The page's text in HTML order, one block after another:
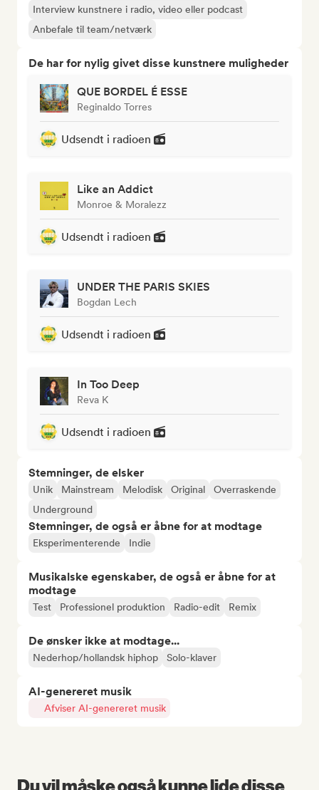
Interview kunstnere i radio, video eller podcast
Anbefale til team/netværk
De har for nylig givet disse kunstnere muligheder
QUE BORDEL É ESSE
Reginaldo Torres
Udsendt i radioen
Like an Addict
Monroe & Moralezz
Udsendt i radioen
UNDER THE PARIS SKIES
Bogdan Lech
Udsendt i radioen
In Too Deep
Reva K
Udsendt i radioen
Stemninger, de elsker
Unik Mainstream Melodisk Original
Overraskende
Underground
Stemninger, de også er åbne for at modtage
Eksperimenterende Indie
Musikalske egenskaber, de også er åbne for at
modtage
Test Professionel produktion Radio-edit Remix
De ønsker ikke at modtage...
Nederhop/hollandsk hiphop Solo-klaver
AI-genereret musik
Afviser AI-genereret musik
Du vil måske også kunne lide disse